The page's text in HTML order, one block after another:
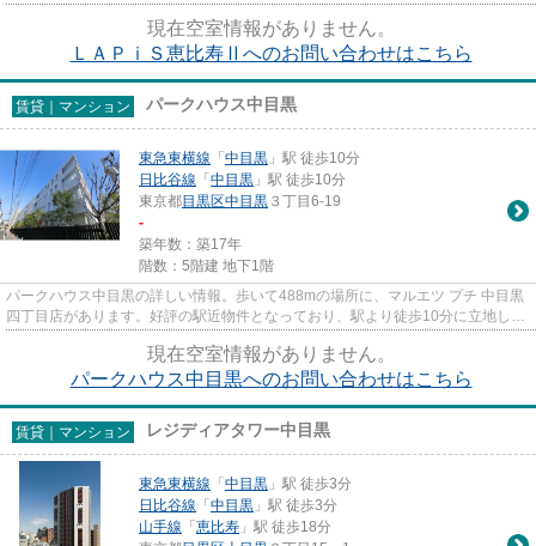
現在空室情報がありません。
ＬＡＰｉＳ恵比寿Ⅱへのお問い合わせはこちら
賃貸｜マンション パークハウス中目黒
東急東横線 「 中目黒 」駅 徒歩10分
日比谷線 「 中目黒 」駅 徒歩10分
東京都目黒区中目黒 ３丁目6-19
-
築年数：築17年
階数：5階建 地下1階
パークハウス中目黒の詳しい情報。歩いて488mの場所に、マルエツ プチ 中目黒
四丁目店があります。好評の駅近物件となっており、駅より徒歩10分に立地して
現在空室情報がありません。
パークハウス中目黒へのお問い合わせはこちら
賃貸｜マンション レジディアタワー中目黒
東急東横線 「 中目黒 」駅 徒歩3分
日比谷線 「 中目黒 」駅 徒歩3分
山手線 「 恵比寿 」駅 徒歩18分